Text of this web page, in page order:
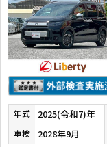
年式 2025(令和7)年
車検 2028年9月